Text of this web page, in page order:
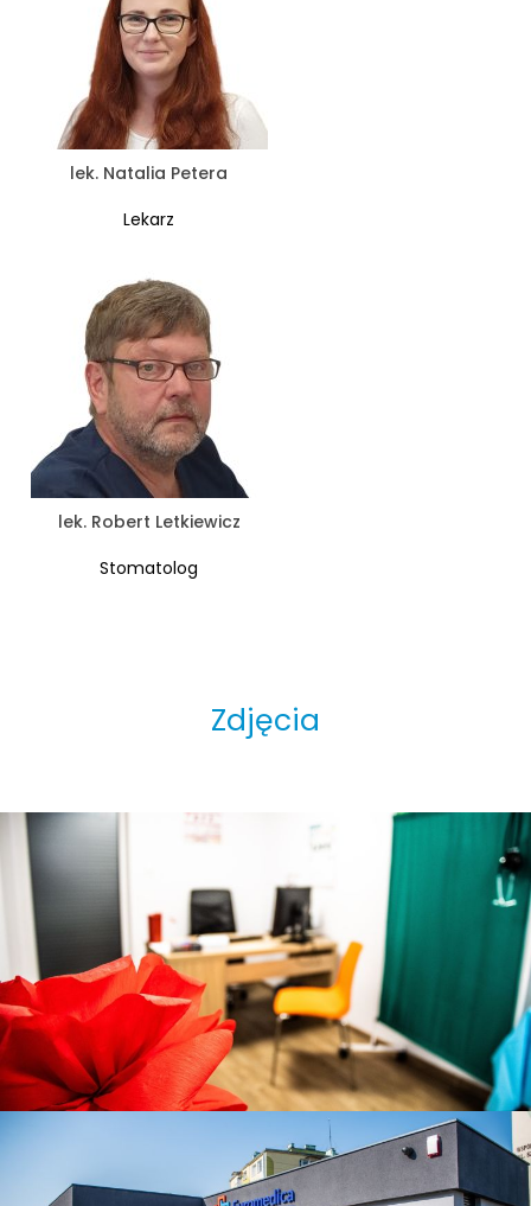
lek. Natalia Petera
Lekarz
lek. Robert Letkiewicz
Stomatolog
Zdjęcia